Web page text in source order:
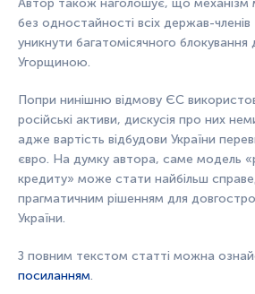
без одностайності всіх держав-
уникнути багатомісячного
Угорщиною.
Попри нинішню відмову ЄС
російські активи, дискусія про них
адже вартість відбудови України
євро. На думку автора, саме модель
кредиту» може стати найбільш
прагматичним рішенням для
України.
З повним текстом статті можна
посиланням.